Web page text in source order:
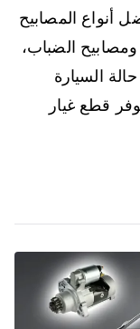
أنواع المصابيح
ومصابيح الضباب،
السيارة
قطع غيار